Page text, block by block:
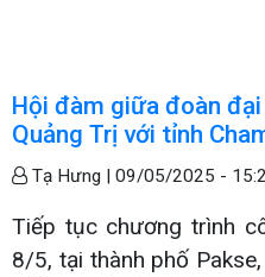
Hội đàm giữa đoàn
Quảng Trị với tỉnh
Tạ Hưng | 09/05/2025 -
Tiếp tục chương trình
8/5, tại thành phố